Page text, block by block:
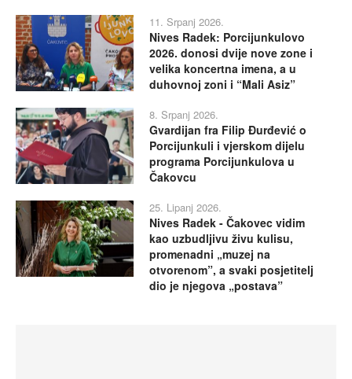
11. Srpanj 2026.
Nives Radek: Porcijunkulovo
2026. donosi dvije nove zone i
velika koncertna imena, a u
duhovnoj zoni i “Mali Asiz”
8. Srpanj 2026.
Gvardijan fra Filip Đurđević o
Porcijunkuli i vjerskom dijelu
programa Porcijunkulova u
Čakovcu
25. Lipanj 2026.
Nives Radek - Čakovec vidim
kao uzbudljivu živu kulisu,
promenadni „muzej na
otvorenom”, a svaki posjetitelj
dio je njegova „postava”